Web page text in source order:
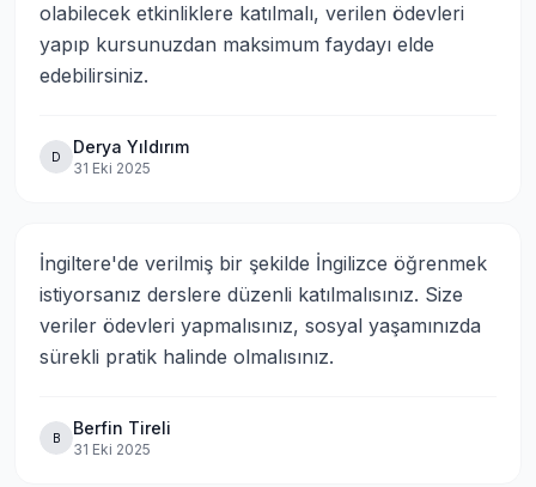
olabilecek etkinliklere katılmalı, verilen ödevleri
yapıp kursunuzdan maksimum faydayı elde
edebilirsiniz.
D Derya Yıldırım
31 Eki 2025
İngiltere'de verilmiş bir şekilde İngilizce öğrenmek
istiyorsanız derslere düzenli katılmalısınız. Size
veriler ödevleri yapmalısınız, sosyal yaşamınızda
sürekli pratik halinde olmalısınız.
B Berfin Tireli
31 Eki 2025